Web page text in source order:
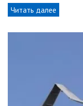
Читать далее